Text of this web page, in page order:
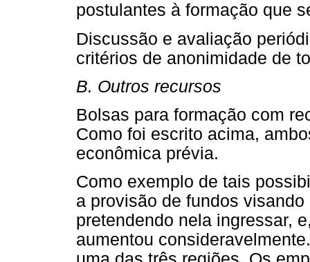
postulantes à formação que
Discussão e avaliação
critérios de anonimidade de
B. Outros recursos
Bolsas para formação com
Como foi escrito acima,
econômica prévia.
Como exemplo de tais
a provisão de fundos
pretendendo nela ingressar,
aumentou